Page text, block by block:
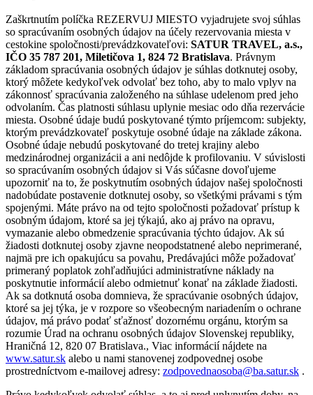
Zaškrtnutím políčka REZERVUJ MIESTO vyjadrujete svoj súhlas
so spracúvaním osobných údajov na účely rezervovania miesta v
cestokine spoločnosti/prevádzkovateľovi: SATUR TRAVEL, a.s.,
IČO 35 787 201, Miletičova 1, 824 72 Bratislava. Právnym
základom spracúvania osobných údajov je súhlas dotknutej osoby,
ktorý môžete kedykoľvek odvolať bez toho, aby to malo vplyv na
zákonnosť spracúvania založeného na súhlase udelenom pred jeho
odvolaním. Čas platnosti súhlasu uplynie mesiac odo dňa rezervácie
miesta. Osobné údaje budú poskytované týmto príjemcom: subjekty,
ktorým prevádzkovateľ poskytuje osobné údaje na základe zákona.
Osobné údaje nebudú poskytované do tretej krajiny alebo
medzinárodnej organizácii a ani nedôjde k profilovaniu. V súvislosti
so spracúvaním osobných údajov si Vás súčasne dovoľujeme
upozorniť na to, že poskytnutím osobných údajov našej spoločnosti
nadobúdate postavenie dotknutej osoby, so všetkými právami s tým
spojenými. Máte právo na od tejto spoločnosti požadovať prístup k
osobným údajom, ktoré sa jej týkajú, ako aj právo na opravu,
vymazanie alebo obmedzenie spracúvania týchto údajov. Ak sú
žiadosti dotknutej osoby zjavne neopodstatnené alebo neprimerané,
najmä pre ich opakujúcu sa povahu, Predávajúci môže požadovať
primeraný poplatok zohľadňujúci administratívne náklady na
poskytnutie informácií alebo odmietnuť konať na základe žiadosti.
Ak sa dotknutá osoba domnieva, že spracúvanie osobných údajov,
ktoré sa jej týka, je v rozpore so všeobecným nariadením o ochrane
údajov, má právo podať sťažnosť dozornému orgánu, ktorým sa
rozumie Úrad na ochranu osobných údajov Slovenskej republiky,
Hraničná 12, 820 07 Bratislava., Viac informácií nájdete na
www.satur.sk alebo u nami stanovenej zodpovednej osobe
prostredníctvom e-mailovej adresy: zodpovednaosoba@ba.satur.sk .